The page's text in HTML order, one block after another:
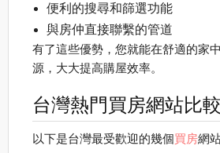
便利的搜尋和篩選功能
與房仲直接聯繫的管道
有了這些優勢，您就能在舒適的家
源，大大提高購屋效率。
台灣熱門買房網站比較
以下是台灣最受歡迎的幾個買房網